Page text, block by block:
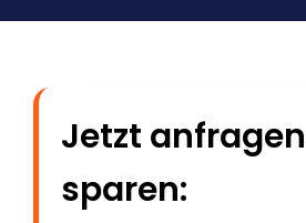
Jetzt
sparen: